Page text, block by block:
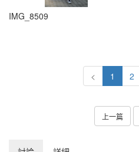
IMG_8509
< 1 2
上一篇